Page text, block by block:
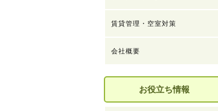
賃貸管理・空室対策
会社概要
お役立ち情報